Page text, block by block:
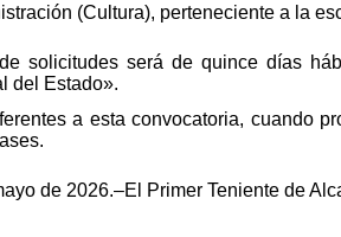
(Cultura), perteneciente a la
solicitudes será de quince días
del Estado».
a esta convocatoria, cuando
de 2026.–El Primer Teniente de